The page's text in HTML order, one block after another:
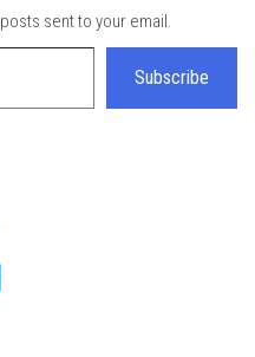
sent to your email.
Subscribe